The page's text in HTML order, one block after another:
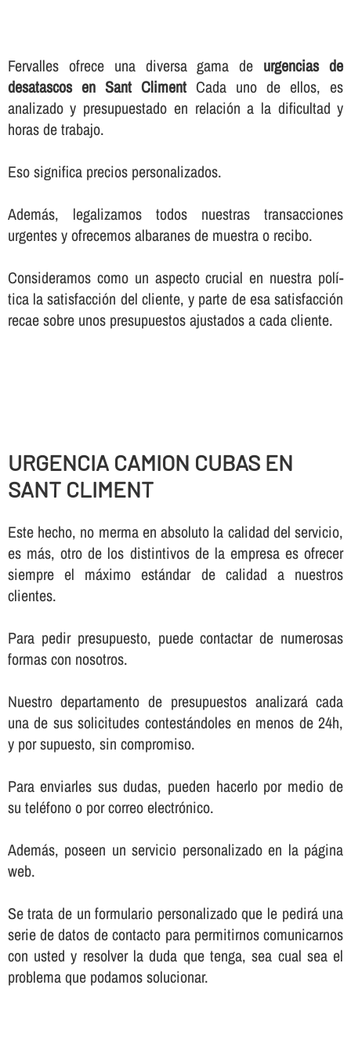
Fervalles ofrece una diversa gama de urgencias de
desatascos en Sant ClimentCada uno de ellos, es
analizado y presupuestado en relación a la dificultad y
horas de trabajo.
Eso significa precios personalizados.
Además, legalizamos todos nuestras transacciones
urgentes y ofrecemos albaranes de muestra o recibo.
Consideramos como un aspecto crucial en nuestra polí­
tica la satisfacción del cliente, y parte de esa satisfacción
recae sobre unos presupuestos ajustados a cada cliente.
URGENCIA CAMION CUBAS EN
SANT CLIMENT
Este hecho, no merma en absoluto la calidad del servicio,
es más, otro de los distintivos de la empresa es ofrecer
siempre el máximo estándar de calidad a nuestros
clientes.
Para pedir presupuesto, puede contactar de numerosas
formas con nosotros.
Nuestro departamento de presupuestos analizará cada
una de sus solicitudes contestándoles en menos de 24h,
y por supuesto, sin compromiso.
Para enviarles sus dudas, pueden hacerlo por medio de
su teléfono o por correo electrónico.
Además, poseen un servicio personalizado en la página
web.
Se trata de un formulario personalizado que le pedirá una
serie de datos de contacto para permitirnos comunicarnos
con usted y resolver la duda que tenga, sea cual sea el
problema que podamos solucionar.